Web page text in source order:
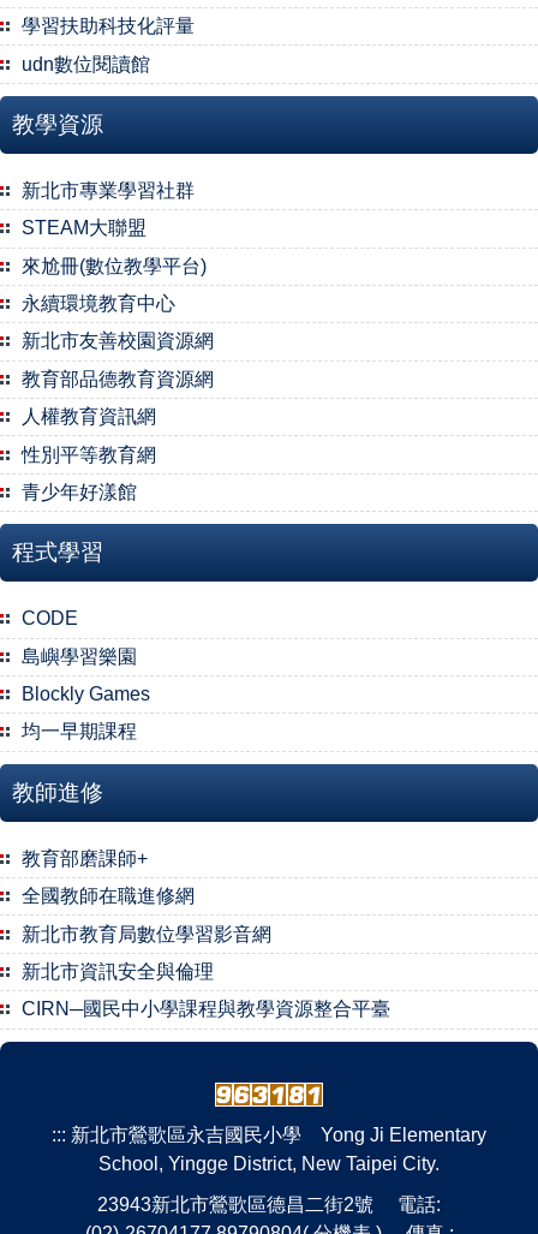
學習扶助科技化評量
udn數位閱讀館
教學資源
新北市專業學習社群
STEAM大聯盟
來尬冊(數位教學平台)
永續環境教育中心
新北市友善校園資源網
教育部品德教育資源網
人權教育資訊網
性別平等教育網
青少年好漾館
程式學習
CODE
島嶼學習樂園
Blockly Games
均一早期課程
教師進修
教育部磨課師+
全國教師在職進修網
新北市教育局數位學習影音網
新北市資訊安全與倫理
CIRN─國民中小學課程與教學資源整合平臺
::: 新北市鶯歌區永吉國民小學 Yong Ji Elementary
School, Yingge District, New Taipei City.
23943新北市鶯歌區德昌二街2號 電話: